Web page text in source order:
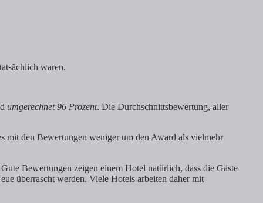
waren.
umgerechnet 96 Prozent. Die Durchschnittsbewertung, aller
mit den Bewertungen weniger um den Award als vielmehr
Bewertungen zeigen einem Hotel natürlich, dass die Gäste
überrascht werden. Viele Hotels arbeiten daher mit